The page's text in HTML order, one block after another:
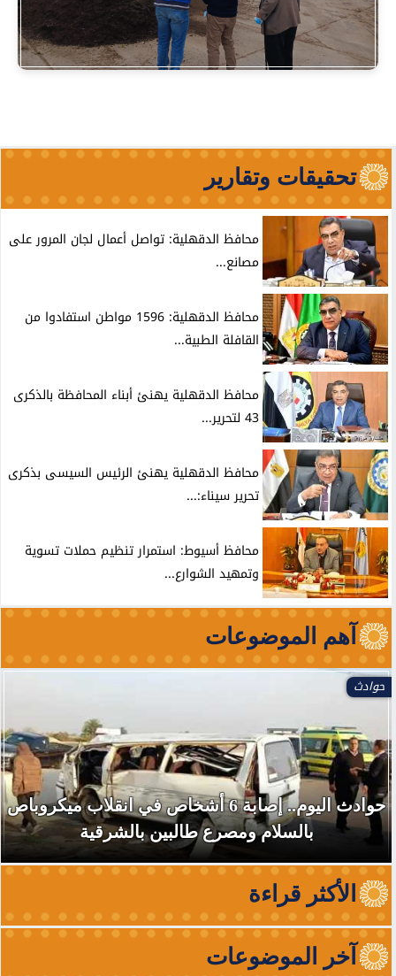
تحقيقات وتقارير
محافظ الدقهلية: تواصل أعمال لجان المرور على
مصانع...
محافظ الدقهلية: 1596 مواطن استفادوا من
القافلة الطبية...
محافظ الدقهلية يهنئ أبناء المحافظة بالذكرى
43 لتحرير...
محافظ الدقهلية يهنئ الرئيس السيسى بذكرى
تحرير سيناء:...
محافظ أسيوط: استمرار تنظيم حملات تسوية
وتمهيد الشوارع...
آهم الموضوعات
حوادث
حوادث اليوم.. إصابة 6 أشخاص في انقلاب ميكروباص
بالسلام ومصرع طالبين بالشرقية
الأكثر قراءة
آخر الموضوعات